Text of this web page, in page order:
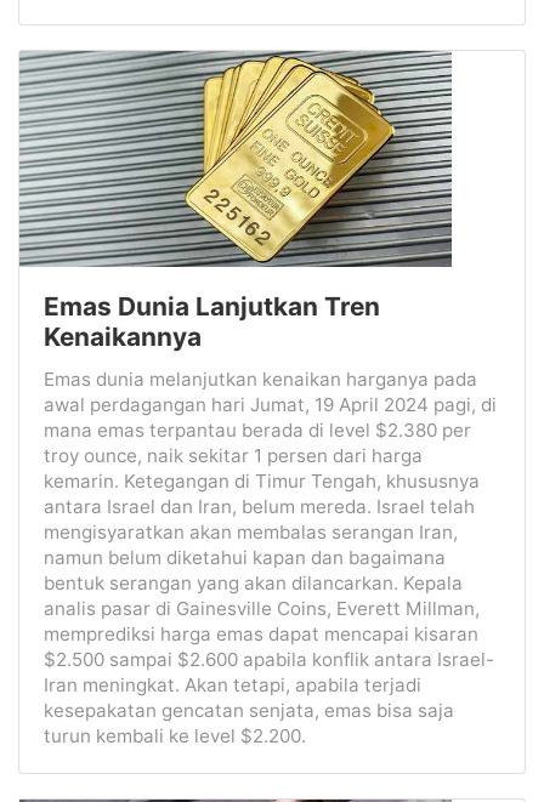
Emas Dunia Lanjutkan Tren
Kenaikannya
Emas dunia melanjutkan kenaikan harganya pada
awal perdagangan hari Jumat, 19 April 2024 pagi, di
mana emas terpantau berada di level $2.380 per
troy ounce, naik sekitar 1 persen dari harga
kemarin. Ketegangan di Timur Tengah, khususnya
antara Israel dan Iran, belum mereda. Israel telah
mengisyaratkan akan membalas serangan Iran,
namun belum diketahui kapan dan bagaimana
bentuk serangan yang akan dilancarkan. Kepala
analis pasar di Gainesville Coins, Everett Millman,
memprediksi harga emas dapat mencapai kisaran
$2.500 sampai $2.600 apabila konflik antara Israel-
Iran meningkat. Akan tetapi, apabila terjadi
kesepakatan gencatan senjata, emas bisa saja
turun kembali ke level $2.200.